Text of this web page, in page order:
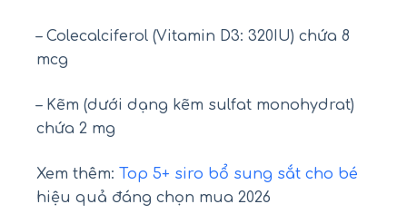
– Colecalciferol (Vitamin D3: 320IU) chứa 8
mcg
– Kẽm (dưới dạng kẽm sulfat monohydrat)
chứa 2 mg
Xem thêm: Top 5+ siro bổ sung sắt cho bé
hiệu quả đáng chọn mua 2026